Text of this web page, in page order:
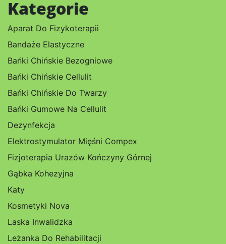
Kategorie
Aparat Do Fizykoterapii
Bandaże Elastyczne
Bańki Chińskie Bezogniowe
Bańki Chińskie Cellulit
Bańki Chińskie Do Twarzy
Bańki Gumowe Na Cellulit
Dezynfekcja
Elektrostymulator Mięśni Compex
Fizjoterapia Urazów Kończyny Górnej
Gąbka Kohezyjna
Katy
Kosmetyki Nova
Laska Inwalidzka
Leżanka Do Rehabilitacji